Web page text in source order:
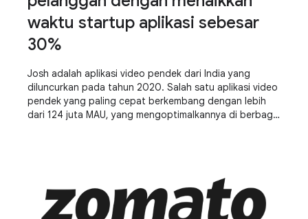
waktu startup aplikasi sebesar
30%
Josh adalah aplikasi video pendek dari India yang
diluncurkan pada tahun 2020. Salah satu aplikasi video
pendek yang paling cepat berkembang dengan lebih
dari 124 juta MAU, yang mengoptimalkannya di berbagai
membuat aplikasi menjadi responsif membantu mereka
mencapai kesuksesan.